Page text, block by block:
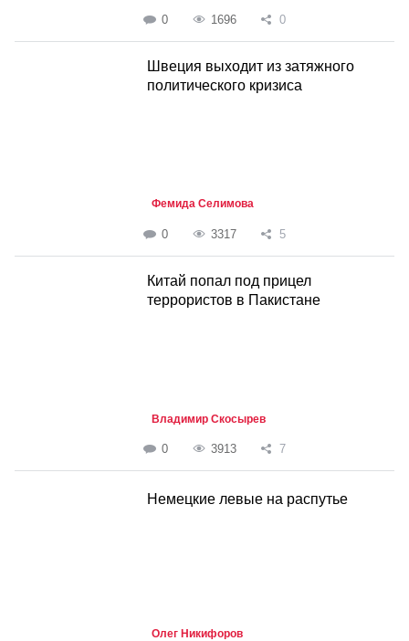
0 1696 0
Швеция выходит из затяжного
политического кризиса
Фемида Селимова
0 3317 5
Китай попал под прицел
террористов в Пакистане
Владимир Скосырев
0 3913 7
Немецкие левые на распутье
Олег Никифоров